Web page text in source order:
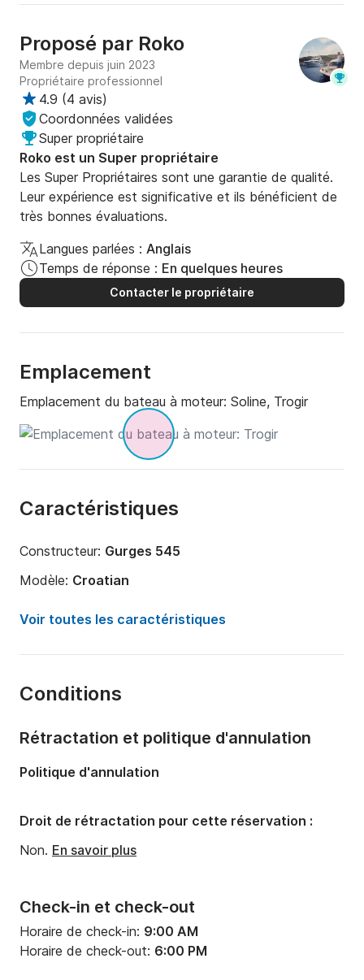
Proposé par Roko
Membre depuis juin 2023
Propriétaire professionnel
4.9 (4 avis)
Coordonnées validées
Super propriétaire
Roko est un Super propriétaire
Les Super Propriétaires sont une garantie de qualité.
Leur expérience est significative et ils bénéficient de
très bonnes évaluations.
Langues parlées : Anglais
Temps de réponse : En quelques heures
Contacter le propriétaire
Emplacement
Emplacement du bateau à moteur: Soline, Trogir
Caractéristiques
Constructeur: Gurges 545
Modèle: Croatian
Puissance moteur:
30cv
Capacité à bord:
Nombre de cabines:
Voir toutes les caractéristiques
Conditions
Check-in et check-out
Horaire de check-in: 9:00 AM
Horaire de check-out: 6:00 PM
Rétractation et politique d'annulation
Politique d'annulation
Droit de rétractation pour cette réservation :
Non. En savoir plus